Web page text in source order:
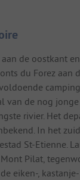
de oostkant
du Forez aan
van de nog
rivier. Het
In het
St-Etienne.
Pilat,
eiken-,